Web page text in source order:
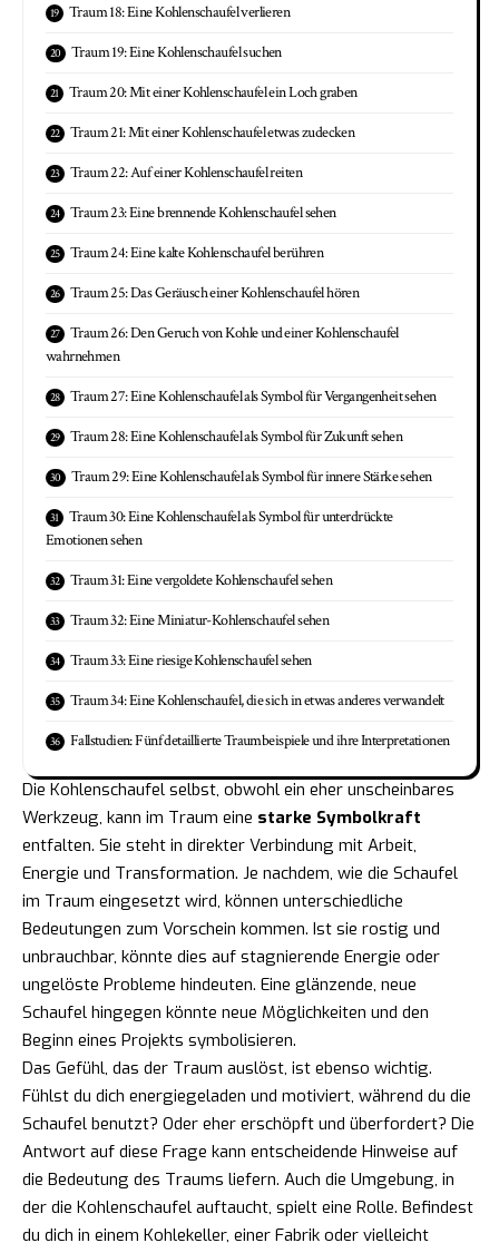
Traum 18: Eine Kohlenschaufel verlieren
Traum 19: Eine Kohlenschaufel suchen
Traum 20: Mit einer Kohlenschaufel ein Loch graben
Traum 21: Mit einer Kohlenschaufel etwas zudecken
Traum 22: Auf einer Kohlenschaufel reiten
Traum 23: Eine brennende Kohlenschaufel sehen
Traum 24: Eine kalte Kohlenschaufel berühren
Traum 25: Das Geräusch einer Kohlenschaufel hören
Traum 26: Den Geruch von Kohle und einer Kohlenschaufel
wahrnehmen
Traum 27: Eine Kohlenschaufel als Symbol für Vergangenheit sehen
Traum 28: Eine Kohlenschaufel als Symbol für Zukunft sehen
Traum 29: Eine Kohlenschaufel als Symbol für innere Stärke sehen
Traum 30: Eine Kohlenschaufel als Symbol für unterdrückte
Emotionen sehen
Traum 31: Eine vergoldete Kohlenschaufel sehen
Traum 32: Eine Miniatur-Kohlenschaufel sehen
Traum 33: Eine riesige Kohlenschaufel sehen
Traum 34: Eine Kohlenschaufel, die sich in etwas anderes verwandelt
Fallstudien: Fünf detaillierte Traumbeispiele und ihre Interpretationen
Die Kohlenschaufel selbst, obwohl ein eher unscheinbares
Werkzeug, kann im Traum eine starke Symbolkraft
entfalten. Sie steht in direkter Verbindung mit Arbeit,
Energie und Transformation. Je nachdem, wie die Schaufel
im Traum eingesetzt wird, können unterschiedliche
Bedeutungen zum Vorschein kommen. Ist sie rostig und
unbrauchbar, könnte dies auf stagnierende Energie oder
ungelöste Probleme hindeuten. Eine glänzende, neue
Schaufel hingegen könnte neue Möglichkeiten und den
Beginn eines Projekts symbolisieren.
Das Gefühl, das der Traum auslöst, ist ebenso wichtig.
Fühlst du dich energiegeladen und motiviert, während du die
Schaufel benutzt? Oder eher erschöpft und überfordert? Die
Antwort auf diese Frage kann entscheidende Hinweise auf
die Bedeutung des Traums liefern. Auch die Umgebung, in
der die Kohlenschaufel auftaucht, spielt eine Rolle. Befindest
du dich in einem Kohlekeller, einer Fabrik oder vielleicht